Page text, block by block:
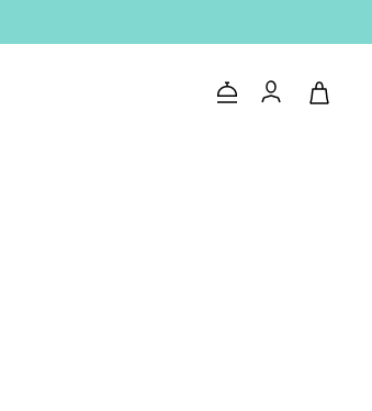
문의하기로그인